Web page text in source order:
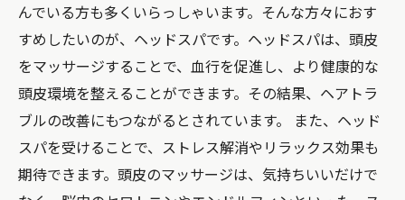
んでいる方も多くいらっしゃいます。そんな方々におす
すめしたいのが、ヘッドスパです。ヘッドスパは、頭皮
をマッサージすることで、血行を促進し、より健康的な
頭皮環境を整えることができます。その結果、ヘアトラ
ブルの改善にもつながるとされています。 また、ヘッド
スパを受けることで、ストレス解消やリラックス効果も
期待できます。頭皮のマッサージは、気持ちいいだけで